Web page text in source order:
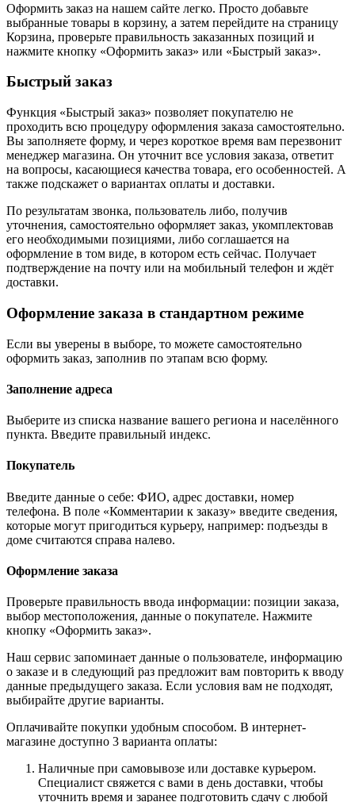
Оформить заказ на нашем сайте легко. Просто добавьте
выбранные товары в корзину, а затем перейдите на страницу
Корзина, проверьте правильность заказанных позиций и
нажмите кнопку «Оформить заказ» или «Быстрый заказ».
Быстрый заказ
Функция «Быстрый заказ» позволяет покупателю не
проходить всю процедуру оформления заказа самостоятельно.
Вы заполняете форму, и через короткое время вам перезвонит
менеджер магазина. Он уточнит все условия заказа, ответит
на вопросы, касающиеся качества товара, его особенностей. А
также подскажет о вариантах оплаты и доставки.
По результатам звонка, пользователь либо, получив
уточнения, самостоятельно оформляет заказ, укомплектовав
его необходимыми позициями, либо соглашается на
оформление в том виде, в котором есть сейчас. Получает
подтверждение на почту или на мобильный телефон и ждёт
доставки.
Оформление заказа в стандартном режиме
Если вы уверены в выборе, то можете самостоятельно
оформить заказ, заполнив по этапам всю форму.
Заполнение адреса
Выберите из списка название вашего региона и населённого
пункта. Введите правильный индекс.
Покупатель
Введите данные о себе: ФИО, адрес доставки, номер
телефона. В поле «Комментарии к заказу» введите сведения,
которые могут пригодиться курьеру, например: подъезды в
доме считаются справа налево.
Оформление заказа
Проверьте правильность ввода информации: позиции заказа,
выбор местоположения, данные о покупателе. Нажмите
кнопку «Оформить заказ».
Наш сервис запоминает данные о пользователе, информацию
о заказе и в следующий раз предложит вам повторить к вводу
данные предыдущего заказа. Если условия вам не подходят,
выбирайте другие варианты.
Оплачивайте покупки удобным способом. В интернет-
магазине доступно 3 варианта оплаты:
Наличные при самовывозе или доставке курьером.
Специалист свяжется с вами в день доставки, чтобы
уточнить время и заранее подготовить сдачу с любой